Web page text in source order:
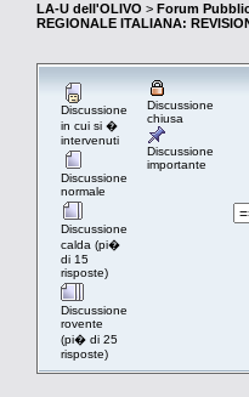
LA-U dell'OLIVO > Forum
REGIONALE ITALIANA:
Discussione
in cui si �
intervenuti
Discussione
normale
Discussione
calda (pi�
di 15
risposte)
Discussione
rovente
(pi� di 25
risposte)
Discussione
chiusa
Discussione
importante